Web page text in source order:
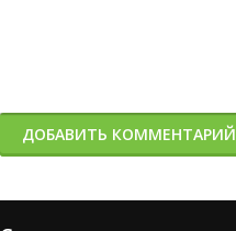
ДОБАВИТЬ КОММЕНТАРИЙ